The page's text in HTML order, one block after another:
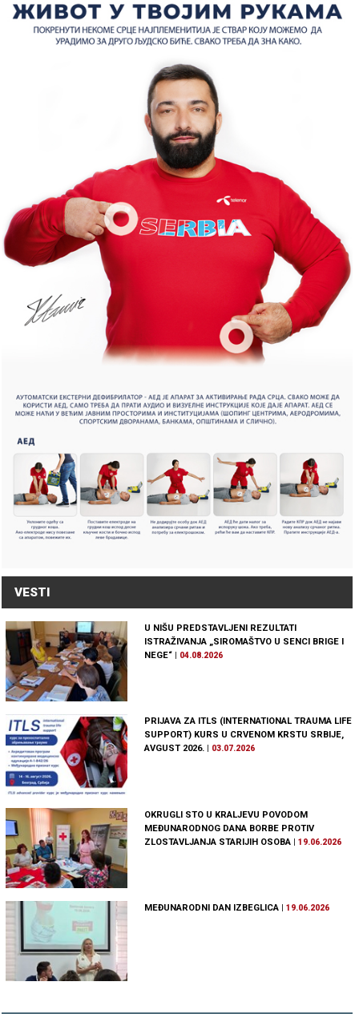
VESTI
U NIŠU PREDSTAVLJENI REZULTATI
ISTRAŽIVANJA „SIROMAŠTVO U SENCI BRIGE I
NEGE“ | 04.08.2026
PRIJAVA ZA ITLS (INTERNATIONAL TRAUMA LIFE
SUPPORT) KURS U CRVENOM KRSTU SRBIJE,
AVGUST 2026.
03.07.2026
OKRUGLI STO U KRALJEVU POVODOM
MEĐUNARODNOG DANA BORBE PROTIV
ZLOSTAVLJANJA STARIJIH OSOBA |19.06.2026
MEĐUNARODNI DAN IZBEGLICA |19.06.2026